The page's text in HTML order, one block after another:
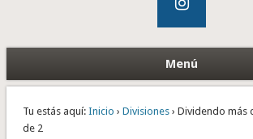
Menú
Tu estás aquí: Inicio › Divisiones› Dividendo más
de 2